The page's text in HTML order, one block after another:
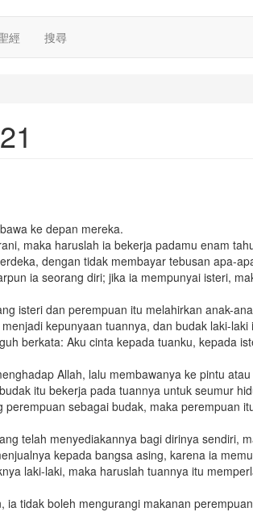
經 搜尋
ke depan mereka.
maka haruslah ia bekerja padamu enam
dengan tidak membayar tebusan apa-
ia seorang diri; jika ia mempunyai isteri,
isteri dan perempuan itu melahirkan anak-
kepunyaan tuannya, dan budak laki-
berkata: Aku cinta kepada tuanku, kepada
Allah, lalu membawanya ke pintu
itu bekerja pada tuannya untuk seumur
sebagai budak, maka perempuan
telah menyediakannya bagi dirinya sendiri,
kepada bangsa asing, karena ia
laki-laki, maka haruslah tuannya itu
tidak boleh mengurangi makanan